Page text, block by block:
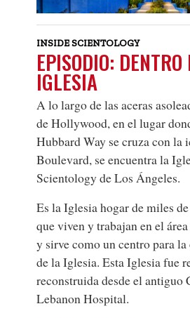
INSIDE SCIENTOLOGY
EPISODIO:
IGLESIA
A lo largo de las aceras
de Hollywood, en el lugar
Hubbard Way se cruza con la
Boulevard, se encuentra la
Scientology de Los Ángeles.
Es la Iglesia hogar de miles
que viven y trabajan en el
y sirve como un centro para
de la Iglesia. Esta Iglesia fue
reconstruida desde el antiguo
Lebanon Hospital.